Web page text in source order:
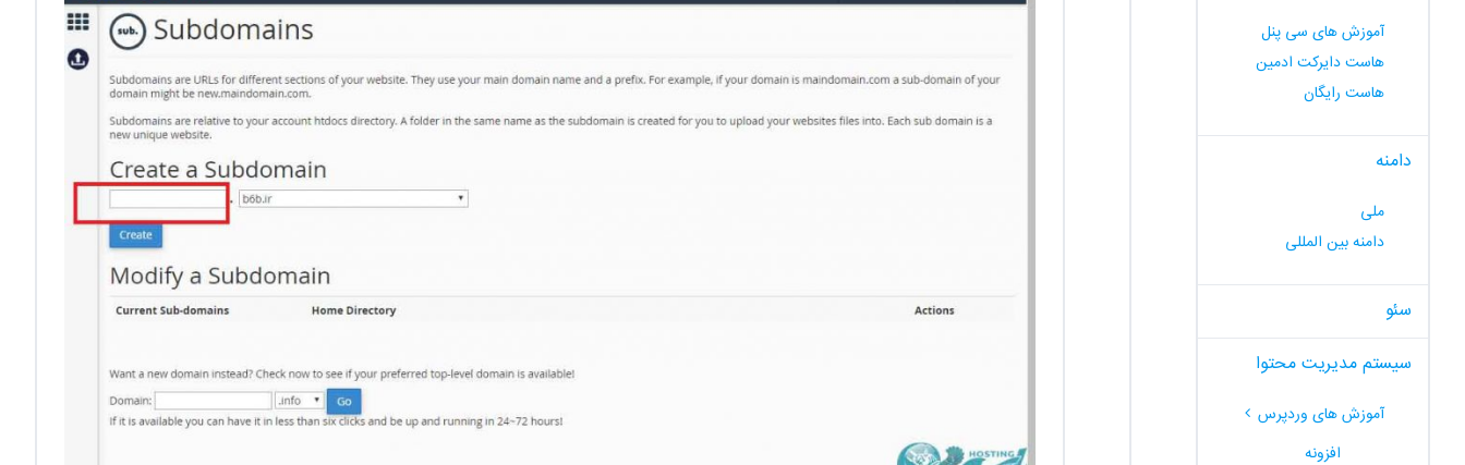
آموزش های سی پنل
هاست دایرکت ادمین
هاست رایگان
دامنه
ملی
دامنه بین المللی
سئو
سیستم مدیریت محتوا
آموزش های وردپرس
افزونه